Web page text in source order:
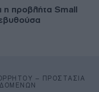
προβλήτα Small
– ΠΡΟΣΤΑΣΊΑ